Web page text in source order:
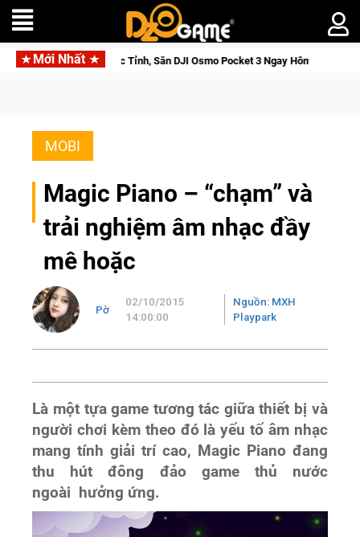
Mới Nhất
Thức Tỉnh, Săn DJI Osmo Pocket 3 Ngay Hôm Nay
MOBI
Magic Piano – “chạm” và
trải nghiệm âm nhạc đầy
mê hoặc
Pờ
02/10/2015
14:00:00
Nguồn: MXH
Playpark
Là một tựa game tương tác giữa thiết bị và
người chơi kèm theo đó là yếu tố âm nhạc
mang tính giải trí cao, Magic Piano đang
thu hút đông đảo game thủ nước
ngoài hưởng ứng.